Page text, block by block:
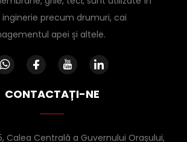
precum drumuri, cai
apei și altele.
CONTACTAȚI-NE
Calea Centrală a Guvernului Orașului,